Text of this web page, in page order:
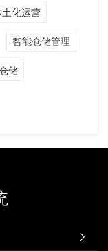
化运营
智能仓储管理
储
